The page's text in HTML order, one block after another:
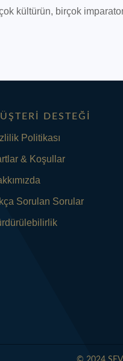
kültürün, birçok
DESTEĞI
Politikası
& Koşullar
Sorulan Sorular